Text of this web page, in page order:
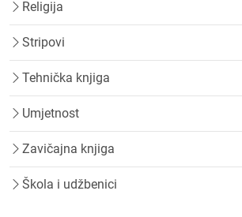
Religija
Stripovi
Tehnička knjiga
Umjetnost
Zavičajna knjiga
Škola i udžbenici